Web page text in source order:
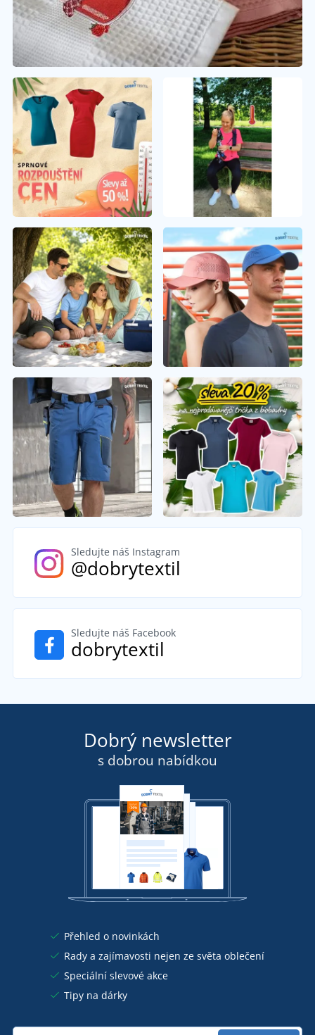
Sledujte náš Instagram
@dobrytextil
Sledujte náš Facebook
dobrytextil
Dobrý newsletter
s dobrou nabídkou
Přehled o novinkách
Rady a zajímavosti nejen ze světa oblečení
Speciální slevové akce
Tipy na dárky